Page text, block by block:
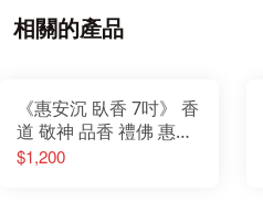
相關的產品
《惠安沉 臥香 7吋》 香
道 敬神 品香 禮佛 惠安
沉
$1,200